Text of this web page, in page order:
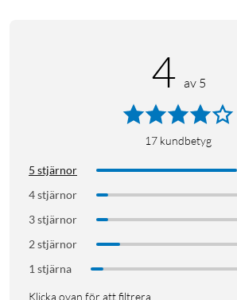
4 av 5
17 kundbetyg
5 stjärnor
4 stjärnor
3 stjärnor
2 stjärnor
1 stjärna
Klicka ovan för att filtrera